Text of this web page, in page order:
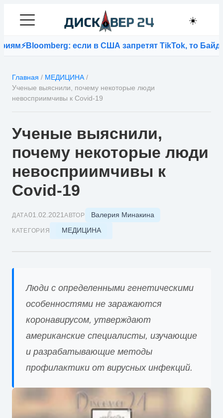
☀️
⚡Bloomberg: если в США запретят TikTok, то Байден
Главная / МЕДИЦИНА /
Ученые выяснили, почему некоторые люди
невосприимчивы к Covid-19
Ученые выяснили,
почему некоторые люди
невосприимчивы к
Covid-19
ДАТА01.02.2021 АВТОР Валерия Минакина
КАТЕГОРИЯ МЕДИЦИНА
Люди с определенными генетическими
особенностями не заражаются
коронавирусом, утверждают
американские специалисты, изучающие
и разрабатывающие методы
профилактики от вирусных инфекций.